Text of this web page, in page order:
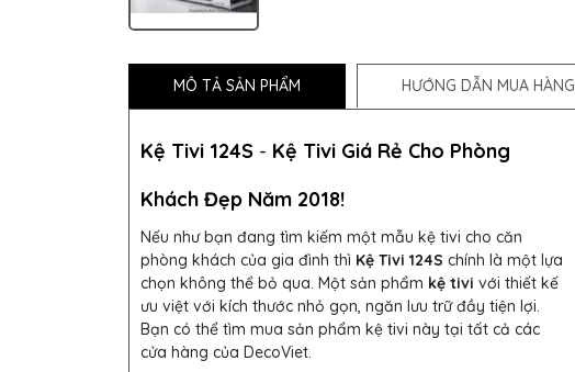
MÔ TẢ SẢN PHẨM HƯỚNG DẪN MUA HÀNG
Kệ Tivi 124S - Kệ Tivi Giá Rẻ Cho Phòng
Khách Đẹp Năm 2018!
Nếu như bạn đang tìm kiếm một mẫu kệ tivi cho căn
phòng khách của gia đình thì Kệ Tivi 124S chính là một lựa
chọn không thể bỏ qua. Một sản phẩm kệ tivi với thiết kế
ưu việt với kích thước nhỏ gọn, ngăn lưu trữ đầy tiện lợi.
Bạn có thể tìm mua sản phẩm kệ tivi này tại tất cả các
cửa hàng của DecoViet.